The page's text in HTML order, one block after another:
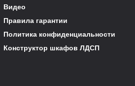
Видео
Правила гарантии
Политика конфиденциальности
Конструктор шкафов ЛДСП